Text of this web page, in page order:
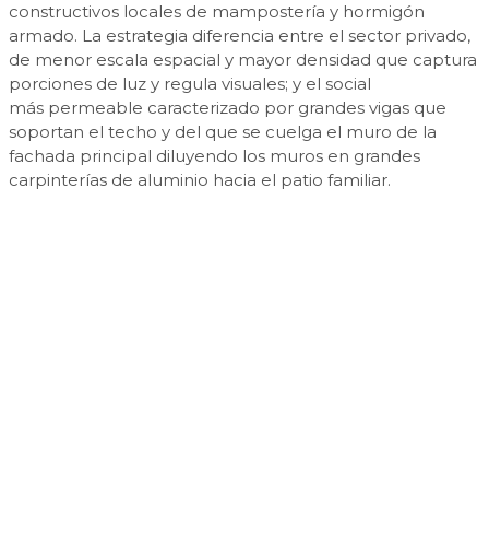
constructivos locales de mampostería y hormigón
armado. La estrategia diferencia entre el sector privado,
de menor escala espacial y mayor densidad que captura
porciones de luz y regula visuales; y el social
más permeable caracterizado por grandes vigas que
soportan el techo y del que se cuelga el muro de la
fachada principal diluyendo los muros en grandes
carpinterías de aluminio hacia el patio familiar.